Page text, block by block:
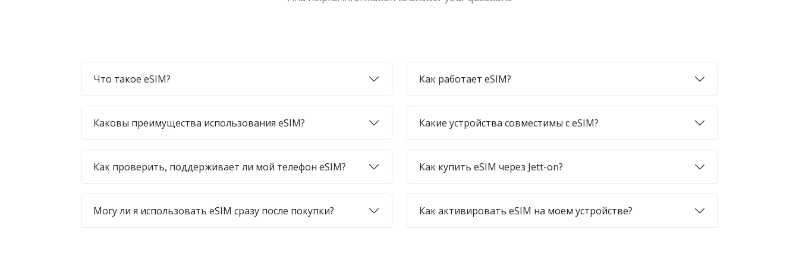
Что такое eSIM? Как работает eSIM?
Каковы преимущества использования eSIM? Какие устройства совместимы с eSIM?
Как проверить, поддерживает ли мой телефон eSIM? Как купить eSIM через Jett-on?
Могу ли я использовать eSIM сразу после покупки? Как активировать eSIM на моем устройстве?